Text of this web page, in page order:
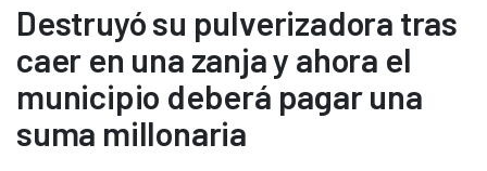
Destruyó su pulverizadora tras
caer en una zanja y ahora el
municipio deberá pagar una
suma millonaria